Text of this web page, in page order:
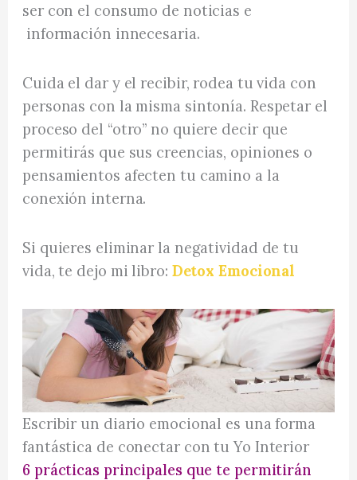
ser con el consumo de noticias e
información innecesaria.
Cuida el dar y el recibir, rodea tu vida con
personas con la misma sintonía. Respetar el
proceso del “otro” no quiere decir que
permitirás que sus creencias, opiniones o
pensamientos afecten tu camino a la
conexión interna.
Si quieres eliminar la negatividad de tu
vida, te dejo mi libro: Detox Emocional
Escribir un diario emocional es una forma
fantástica de conectar con tu Yo Interior
6 prácticas principales que te permitirán